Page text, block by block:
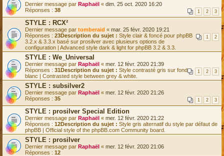
Dernier message par Raphaël « dim. 25 oct. 2020 16:20
Réponses : 38 1 2 3
STYLE : RCX²
Dernier message par tomberaid « mar. 25 févr. 2020 19:21
Réponses : 23 1 2
Description du sujet : Style clair & foncé pour phpBB
3.2.x & 3.3.x basé sur prosilver avec plusieurs options de
configuration | Advanced style dark & light for phpBB 3.2 & 3.3.
STYLE : We_Universal
Dernier message par Raphaël « mer. 12 févr. 2020 21:39
Réponses : 31 1 2 3
Description du sujet : Style contrasté gris sur fond
blanc | Contrasted style between grey & white.
STYLE : subsilver2
Dernier message par Raphaël « mer. 12 févr. 2020 21:26
Réponses : 35 1 2 3
STYLE : prosilver Special Edition
Dernier message par Raphaël « mer. 12 févr. 2020 21:22
Réponses : 12Description du sujet : Style gris alternatif du style par défaut de
phpBB | Official style of the phpBB.com Community board.
STYLE : prosilver
Dernier message par Raphaël « mer. 12 févr. 2020 21:06
Réponses : 12